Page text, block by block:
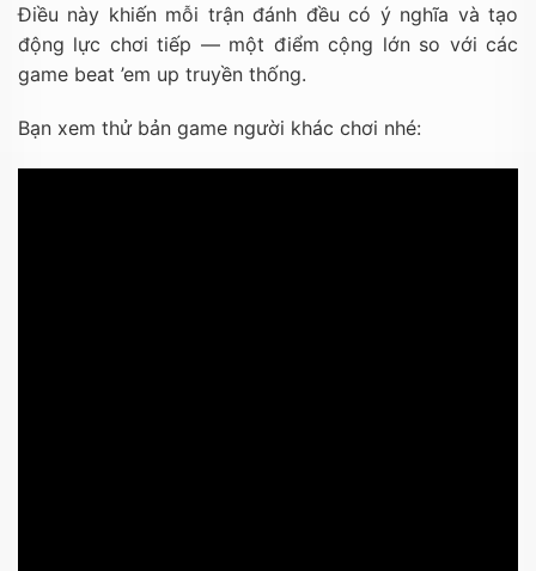
Điều này khiến mỗi trận đánh đều có ý nghĩa và tạo
động lực chơi tiếp — một điểm cộng lớn so với các
game beat ’em up truyền thống.
Bạn xem thử bản game người khác chơi nhé: